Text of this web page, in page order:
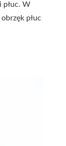
płuc. W
płuc